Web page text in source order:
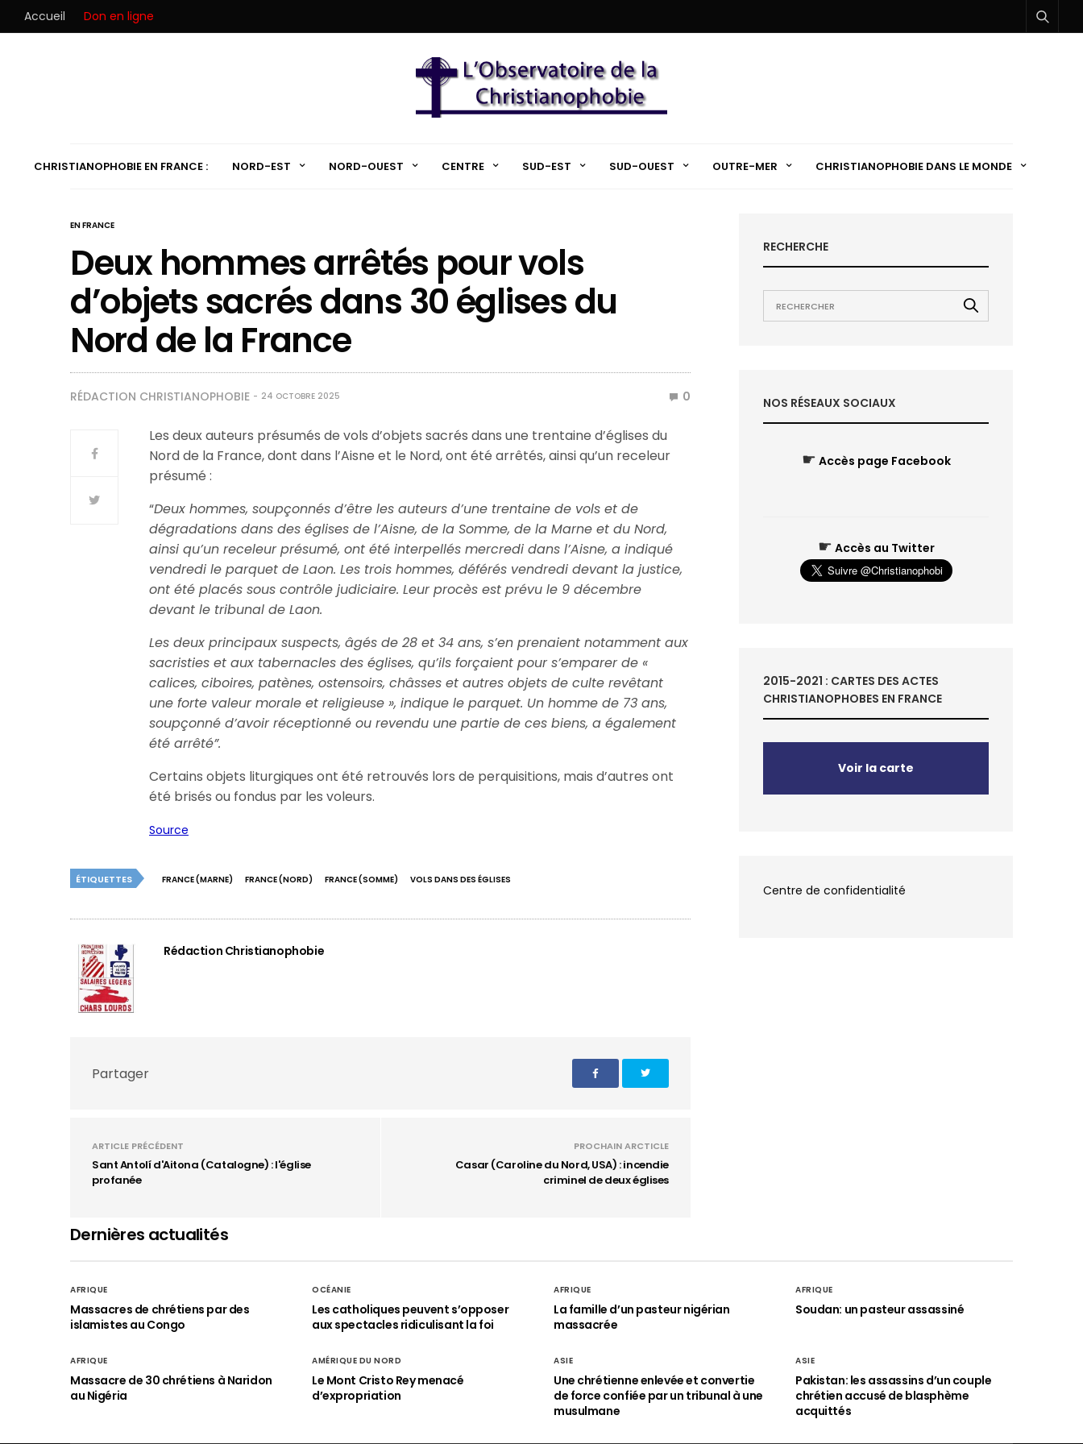
Accueil Don en ligne
CHRISTIANOPHOBIE EN FRANCE : NORD-EST NORD-OUEST CENTRE SUD-EST SUD-OUEST OUTRE-MER CHRISTIANOPHOBIE DANS LE MONDE
EN FRANCE
Deux hommes arrêtés pour vols
d’objets sacrés dans 30 églises du
Nord de la France
RÉDACTION CHRISTIANOPHOBIE 24 OCTOBRE 2025 0
Les deux auteurs présumés de vols d’objets sacrés dans une trentaine d’églises du
Nord de la France, dont dans l’Aisne et le Nord, ont été arrêtés, ainsi qu’un receleur
présumé :
“Deux hommes, soupçonnés d’être les auteurs d’une trentaine de vols et de
dégradations dans des églises de l’Aisne, de la Somme, de la Marne et du Nord,
ainsi qu’un receleur présumé, ont été interpellés mercredi dans l’Aisne, a indiqué
vendredi le parquet de Laon. Les trois hommes, déférés vendredi devant la justice,
ont été placés sous contrôle judiciaire. Leur procès est prévu le 9 décembre
devant le tribunal de Laon.
Les deux principaux suspects, âgés de 28 et 34 ans, s’en prenaient notamment aux
sacristies et aux tabernacles des églises, qu’ils forçaient pour s’emparer de «
calices, ciboires, patènes, ostensoirs, châsses et autres objets de culte revêtant
une forte valeur morale et religieuse », indique le parquet. Un homme de 73 ans,
soupçonné d’avoir réceptionné ou revendu une partie de ces biens, a également
été arrêté”.
Certains objets liturgiques ont été retrouvés lors de perquisitions, mais d’autres ont
été brisés ou fondus par les voleurs.
Source
ÉTIQUETTES FRANCE (MARNE) FRANCE (NORD) FRANCE (SOMME) VOLS DANS DES ÉGLISES
Rédaction Christianophobie
Partager
ARTICLE PRÉCÉDENT
Sant Antolí d'Aitona (Catalogne) : l'église
profanée
PROCHAIN ARCTICLE
Casar (Caroline du Nord, USA) : incendie
criminel de deux églises
RECHERCHE
NOS RÉSEAUX SOCIAUX
☛ Accès page Facebook
☛ Accès au Twitter
2015-2021 : CARTES DES ACTES
CHRISTIANOPHOBES EN FRANCE
Voir la carte
Centre de confidentialité
Dernières actualités
AFRIQUE
Massacres de chrétiens par des
islamistes au Congo
OCÉANIE
Les catholiques peuvent s’opposer
aux spectacles ridiculisant la foi
AFRIQUE
La famille d’un pasteur nigérian
massacrée
AFRIQUE
Soudan: un pasteur assassiné
AFRIQUE
Massacre de 30 chrétiens à Naridon
au Nigéria
AMÉRIQUE DU NORD
Le Mont Cristo Rey menacé
d’expropriation
ASIE
Une chrétienne enlevée et convertie
de force confiée par un tribunal à une
musulmane
ASIE
Pakistan: les assassins d’un couple
chrétien accusé de blasphème
acquittés